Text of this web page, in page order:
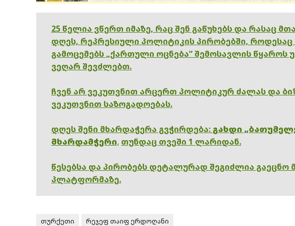
25 წელია ვწერთ იმაზე, რაც შენ გაწუხებს და რასაც
დღეს, რეპრესიული პოლიტიკის პირობებში,
გამოცემებს „ქართული ოცნება“ შემოსავლის წყაროს
ვეღარ შევძლებთ.
ჩვენ არ ვეკუთვნით არცერთ პოლიტიკურ ძალას და
ვეკუთვნით საზოგადოებას.
დღეს შენი მხარდაჭერა გვჭირდება: გახდი
მხარდამჭერი, თუნდაც თვეში 1 ლარიდან.
წესებსა და პირობებს დეტალურად შეგიძლია გაეცნო
პლატფორმაზე.
თურქეთი რეჯეფ თაიფ ერდოღანი